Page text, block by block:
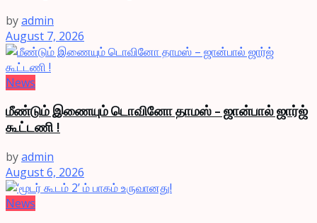
byadmin
August 7, 2026
News
மீண்டும் இணையும் டொவினோ தாமஸ் – ஜான்பால் ஜார்ஜ்
கூட்டணி !
byadmin
August 6, 2026
News